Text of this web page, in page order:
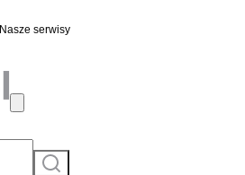
Nasze serwisy
Szukaj